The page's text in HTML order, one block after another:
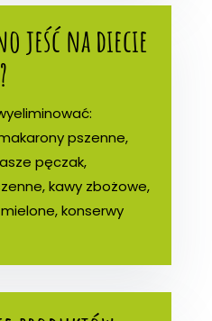
jeść na diecie
pszenne,
pęczak,
kawy zbożowe,
konserwy